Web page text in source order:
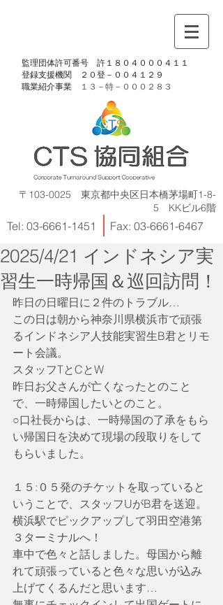
​監理団体許可番号 許１８０４０００４１１
​登録支援機関 ２０登－００４１２９
​職業紹介事業
１３－特－ ０００２８３
〒103-0025 東京都中央区日本橋茅場町1-8-
5 KKビル6階
Tel: 03-6661-1451 Fax: 03-6661-6467
2025/4/21 インドネシア実
習生一時帰国＆巡回訪問！
昨日の日曜日に２件のトラブル…
この日は朝から神奈川県横浜市で頑張
るインドネシア人技能実習生B君とリモ
ート会議。
スタッフTとCとW
昨日お父さんが亡くなったとのこと
で、一時帰国したいとのこと。
○口社長からは、一時帰国の了承をもら
い帰国日を決めて現場の段取りをして
もらいました。
１５:０５発のチケットを取っていると
いうことで、スタッフUがB君を送迎。
横浜駅でピックアップして羽田空港第
３ターミナルへ！
車中で色々と話しました。母国から離
れて頑張っていると色々な思いが込み
上げてくるんだと思います…